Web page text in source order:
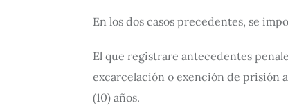
En los dos casos precedentes, se
El que registrare antecedentes
excarcelación o exención de prisión
(10) años.